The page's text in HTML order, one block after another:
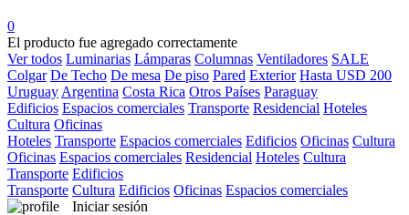
0
El producto fue agregado correctamente
Ver todos Luminarias Lámparas Columnas Ventiladores SALE
Colgar De Techo De mesa De piso Pared Exterior Hasta USD 200
Uruguay Argentina Costa Rica Otros Países Paraguay
Edificios Espacios comerciales Transporte Residencial Hoteles
Cultura Oficinas
Hoteles Transporte Espacios comerciales Edificios Oficinas Cultura
Oficinas Espacios comerciales Residencial Hoteles Cultura
Transporte Edificios
Transporte Cultura Edificios Oficinas Espacios comerciales
Iniciar sesión